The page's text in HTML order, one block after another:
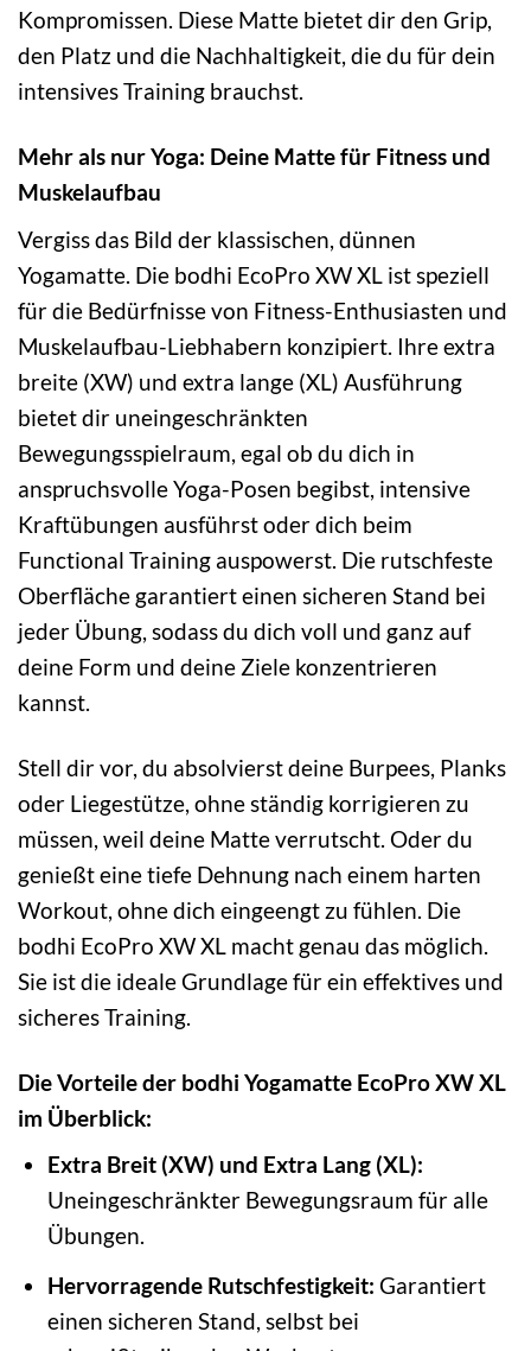
Kompromissen. Diese Matte bietet dir den Grip,
den Platz und die Nachhaltigkeit, die du für dein
intensives Training brauchst.
Mehr als nur Yoga: Deine Matte für Fitness und
Muskelaufbau
Vergiss das Bild der klassischen, dünnen
Yogamatte. Die bodhi EcoPro XW XL ist speziell
für die Bedürfnisse von Fitness-Enthusiasten und
Muskelaufbau-Liebhabern konzipiert. Ihre extra
breite (XW) und extra lange (XL) Ausführung
bietet dir uneingeschränkten
Bewegungsspielraum, egal ob du dich in
anspruchsvolle Yoga-Posen begibst, intensive
Kraftübungen ausführst oder dich beim
Functional Training auspowerst. Die rutschfeste
Oberfläche garantiert einen sicheren Stand bei
jeder Übung, sodass du dich voll und ganz auf
deine Form und deine Ziele konzentrieren
kannst.
Stell dir vor, du absolvierst deine Burpees, Planks
oder Liegestütze, ohne ständig korrigieren zu
müssen, weil deine Matte verrutscht. Oder du
genießt eine tiefe Dehnung nach einem harten
Workout, ohne dich eingeengt zu fühlen. Die
bodhi EcoPro XW XL macht genau das möglich.
Sie ist die ideale Grundlage für ein effektives und
sicheres Training.
Die Vorteile der bodhi Yogamatte EcoPro XW XL
im Überblick:
Extra Breit (XW) und Extra Lang (XL):
Uneingeschränkter Bewegungsraum für alle
Übungen.
Hervorragende Rutschfestigkeit: Garantiert
einen sicheren Stand, selbst bei